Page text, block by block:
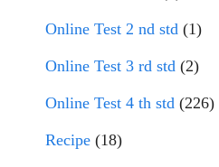
Online Test 2 nd std (1)
Online Test 3 rd std (2)
Online Test 4 th std (226)
Recipe (18)